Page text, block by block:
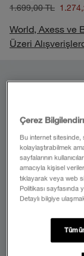
1.699,00 TL
World, Axess ve
Üzeri
Çerez
Bu internet sitesinde,
kolaylaştırabilmek
sayfalarının
amacıyla kişisel
tıklayarak veya web
Politikası sayfasında
Detaylı bilgiye